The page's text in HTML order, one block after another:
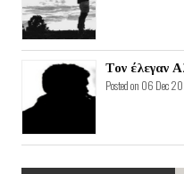
Τον έλεγαν
Posted on 06 Dec